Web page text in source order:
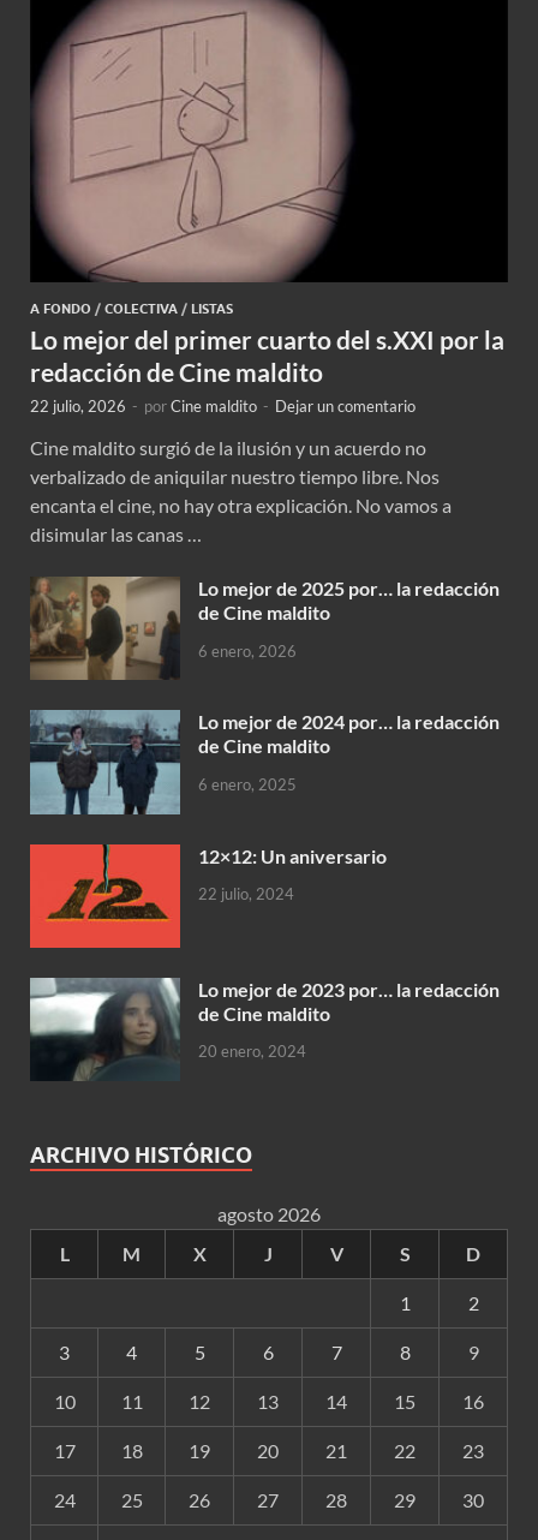
A FONDO / COLECTIVA / LISTAS
Lo mejor del primer cuarto del s.XXI por la
redacción de Cine maldito
22 julio, 2026 - porCine maldito - Dejar un comentario
Cine maldito surgió de la ilusión y un acuerdo no
verbalizado de aniquilar nuestro tiempo libre. Nos
encanta el cine, no hay otra explicación. No vamos a
disimular las canas …
Lo mejor de 2025 por… la redacción
de Cine maldito
6 enero, 2026
Lo mejor de 2024 por… la redacción
de Cine maldito
6 enero, 2025
12×12: Un aniversario
22 julio, 2024
Lo mejor de 2023 por… la redacción
de Cine maldito
20 enero, 2024
ARCHIVO HISTÓRICO
agosto 2026
L
M X J V S D
1 2
3 4 5 6 7 8 9
10 11 12 13 14 15 16
17 18 19 20 21 22 23
24 25 26 27 28 29 30